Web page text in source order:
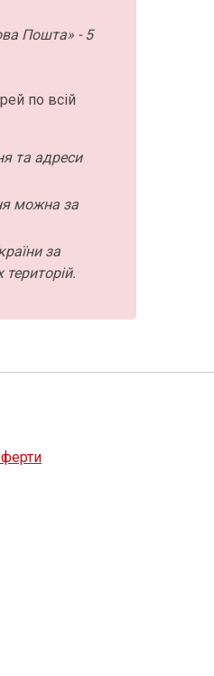
Пошта» - 5
по всій
та адреси
можна за
за